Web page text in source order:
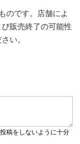
のです。店舗によ
販売終了の可能性
い。